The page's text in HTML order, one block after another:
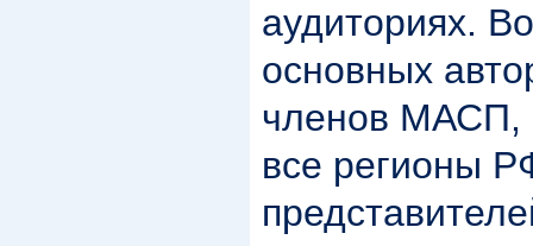
аудиториях.
основных
членов МАСП,
все регионы